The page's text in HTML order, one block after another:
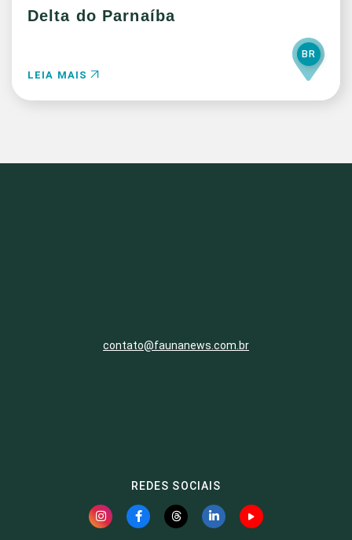
Delta do Parnaíba
LEIA MAIS
BR
contato@faunanews.com.br
REDES SOCIAIS